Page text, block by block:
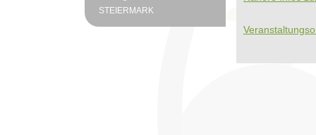
STEIERMARK